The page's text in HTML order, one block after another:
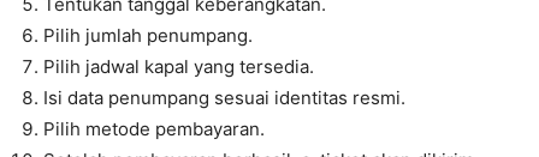
Pilih jumlah penumpang.
Pilih jadwal kapal yang tersedia.
Isi data penumpang sesuai identitas resmi.
Pilih metode pembayaran.